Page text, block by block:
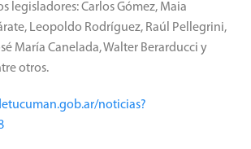
legisladores: Carlos Gómez, Maia
Leopoldo Rodríguez, Raúl Pellegrini,
María Canelada, Walter Berarducci y
otros.
noticias?